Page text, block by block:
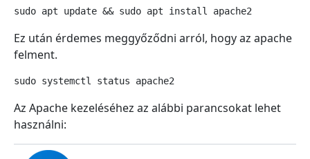
sudo apt update && sudo apt install apache2
Ez után érdemes meggyőződni arról, hogy az apache
felment.
sudo systemctl status apache2
Az Apache kezeléséhez az alábbi parancsokat lehet
használni: